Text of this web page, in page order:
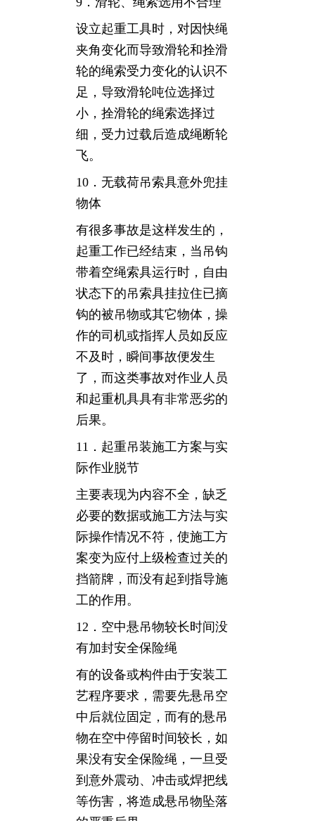
设立起重工具时，对因快绳
夹角变化而导致滑轮和拴滑
轮的绳索受力变化的认识不
足，导致滑轮吨位选择过
小，拴滑轮的绳索选择过
细，受力过载后造成绳断轮
飞。
10．无载荷吊索具意外兜挂
物体
有很多事故是这样发生的，
起重工作已经结束，当吊钩
带着空绳索具运行时，自由
状态下的吊索具挂拉住已摘
钩的被吊物或其它物体，操
作的司机或指挥人员如反应
不及时，瞬间事故便发生
了，而这类事故对作业人员
和起重机具具有非常恶劣的
后果。
11．起重吊装施工方案与实
际作业脱节
主要表现为内容不全，缺乏
必要的数据或施工方法与实
际操作情况不符，使施工方
案变为应付上级检查过关的
挡箭牌，而没有起到指导施
工的作用。
12．空中悬吊物较长时间没
有加封安全保险绳
有的设备或构件由于安装工
艺程序要求，需要先悬吊空
中后就位固定，而有的悬吊
物在空中停留时间较长，如
果没有安全保险绳，一旦受
到意外震动、冲击或焊把线
等伤害，将造成悬吊物坠落